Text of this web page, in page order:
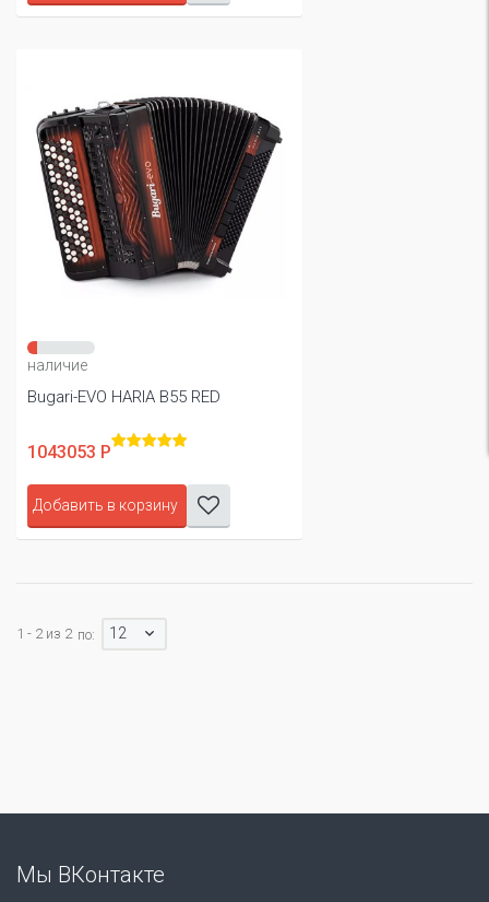
наличие
Bugari-EVO HARIA B55 RED
1043053 Р
Добавить в корзину
1 - 2 из 2 по: 12
Мы ВКонтакте